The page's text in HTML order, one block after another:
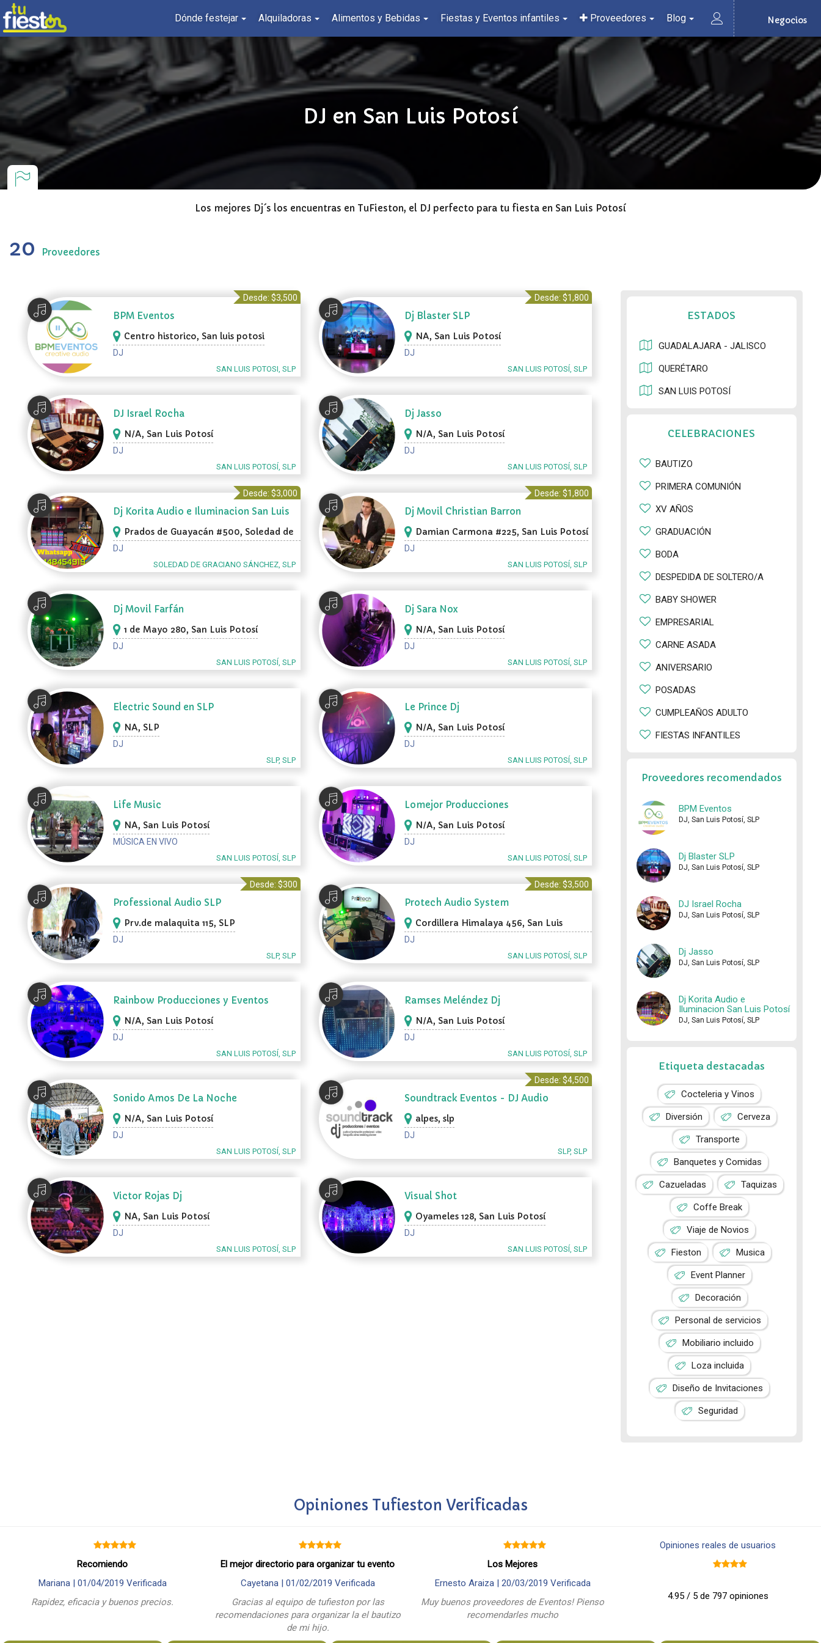
Negocios
Dónde festejar Alquiladoras Alimentos y Bebidas Fiestas y Eventos infantiles Proveedores Blog
DJ en San Luis Potosí
Los mejores Dj´s los encuentras en TuFieston, el DJ perfecto para tu fiesta en San Luis Potosí
20 Proveedores
BPM Eventos
Desde: $3,500
Centro historico, San luis potosi
DJ
SAN LUIS POTOSI, SLP
Dj Blaster SLP
Desde: $1,800
NA, San Luis Potosí
DJ
SAN LUIS POTOSÍ, SLP
DJ Israel Rocha
N/A, San Luis Potosí
DJ
SAN LUIS POTOSÍ, SLP
Dj Jasso
N/A, San Luis Potosí
DJ
SAN LUIS POTOSÍ, SLP
Dj Korita Audio e Iluminacion San Luis
Potosí
Desde: $3,000
Prados de Guayacán #500, Soledad de
Graciano Sánchez
DJ
SOLEDAD DE GRACIANO SÁNCHEZ, SLP
Dj Movil Christian Barron
Desde: $1,800
Damian Carmona #225, San Luis Potosí
DJ
SAN LUIS POTOSÍ, SLP
Dj Movil Farfán
1 de Mayo 280, San Luis Potosí
DJ
SAN LUIS POTOSÍ, SLP
Dj Sara Nox
N/A, San Luis Potosí
DJ
SAN LUIS POTOSÍ, SLP
Electric Sound en SLP
NA, SLP
DJ
SLP, SLP
Le Prince Dj
N/A, San Luis Potosí
DJ
SAN LUIS POTOSÍ, SLP
Life Music
NA, San Luis Potosí
MÚSICA EN VIVO
SAN LUIS POTOSÍ, SLP
Lomejor Producciones
N/A, San Luis Potosí
DJ
SAN LUIS POTOSÍ, SLP
Professional Audio SLP
Desde: $300
Prv.de malaquita 115, SLP
DJ
SLP, SLP
Protech Audio System
Desde: $3,500
Cordillera Himalaya 456, San Luis
Potosí
DJ
SAN LUIS POTOSÍ, SLP
Rainbow Producciones y Eventos
N/A, San Luis Potosí
DJ
SAN LUIS POTOSÍ, SLP
Ramses Meléndez Dj
N/A, San Luis Potosí
DJ
SAN LUIS POTOSÍ, SLP
Sonido Amos De La Noche
N/A, San Luis Potosí
DJ
SAN LUIS POTOSÍ, SLP
Soundtrack Eventos - DJ Audio
Iluminación
Desde: $4,500
alpes, slp
DJ
SLP, SLP
Victor Rojas Dj
NA, San Luis Potosí
DJ
SAN LUIS POTOSÍ, SLP
Visual Shot
Oyameles 128, San Luis Potosí
DJ
SAN LUIS POTOSÍ, SLP
ESTADOS
GUADALAJARA - JALISCO
QUERÉTARO
SAN LUIS POTOSÍ
CELEBRACIONES
BAUTIZO
PRIMERA COMUNIÓN
XV AÑOS
GRADUACIÓN
BODA
DESPEDIDA DE SOLTERO/A
BABY SHOWER
EMPRESARIAL
CARNE ASADA
ANIVERSARIO
POSADAS
CUMPLEAÑOS ADULTO
FIESTAS INFANTILES
Proveedores recomendados
BPM Eventos
DJ, San Luis Potosí, SLP
Dj Blaster SLP
DJ, San Luis Potosí, SLP
DJ Israel Rocha
DJ, San Luis Potosí, SLP
Dj Jasso
DJ, San Luis Potosí, SLP
Dj Korita Audio e
Iluminacion San Luis Potosí
DJ, San Luis Potosí, SLP
Etiqueta destacadas
Cocteleria y Vinos
Diversión Cerveza
Transporte
Banquetes y Comidas
Cazueladas Taquizas
Coffe Break
Viaje de Novios
Fieston Musica
Event Planner
Decoración
Personal de servicios
Mobiliario incluido
Loza incluida
Diseño de Invitaciones
Seguridad
Opiniones Tufieston Verificadas
Recomiendo
Mariana | 01/04/2019 Verificada
Rapidez, eficacia y buenos precios.
El mejor directorio para organizar tu evento
Cayetana | 01/02/2019 Verificada
Gracias al equipo de tufieston por las
recomendaciones para organizar la el bautizo
de mi hijo.
Los Mejores
Ernesto Araiza | 20/03/2019 Verificada
Muy buenos proveedores de Eventos! Pienso
recomendarles mucho
Opiniones reales de usuarios
4.95 / 5 de 797 opiniones